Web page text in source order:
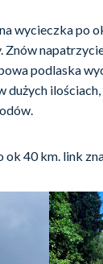
wycieczka po
Znów
podlaska
dużych ilościach,
ok 40 km. link